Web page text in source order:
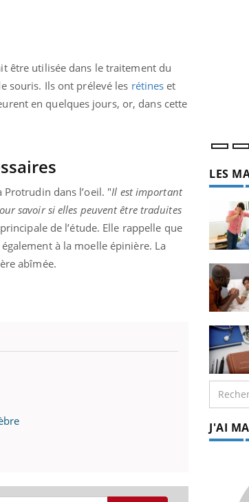
être utilisée dans le traitement du
souris. Ils ont prélevé les rétines et
en quelques jours, or, dans cette
dans l’oeil. "Il est important
savoir si elles peuvent être traduites
de l’étude. Elle rappelle que
à la moelle épinière. La
abîmée.
LES
J'AI